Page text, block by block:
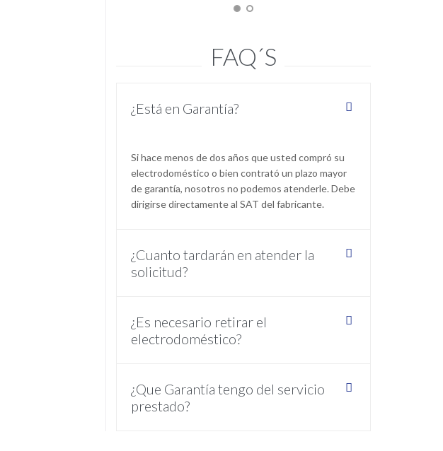
Si hace menos de dos años que usted compró su
electrodoméstico o bien contrató un plazo mayor